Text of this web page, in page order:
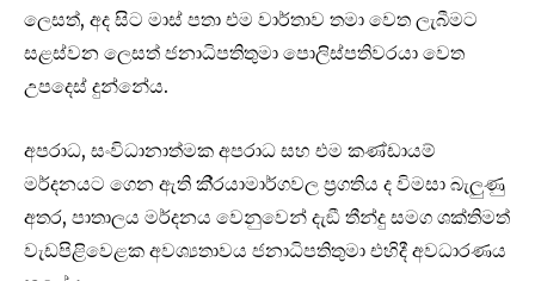
ලෙසත්, අද සිට මාස් පතා එම වාර්තාව තමා වෙත ලැබීමට
සළස්වන ලෙසත් ජනාධිපතිතුමා පොලිස්පතිවරයා වෙත
උපදෙස් දුන්නේය.
අපරාධ, සංවිධානාත්මක අපරාධ සහ එම කණ්ඩායම්
මර්දනයට ගෙන ඇති කි‍්‍රයාමාර්ගවල ප‍්‍රගතිය ද විමසා බැලුණු
අතර, පාතාලය මර්දනය වෙනුවෙන් දැඞී තීන්දු සමග ශක්තිමත්
වැඩපිළිවෙළක අවශ්‍යතාවය ජනාධිපතිතුමා එහිදී අවධාරණය